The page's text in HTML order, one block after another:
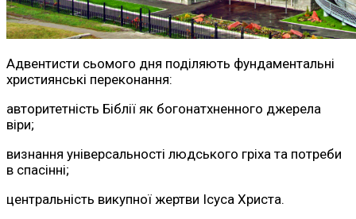
Адвентисти сьомого дня поділяють фундаментальні
християнські переконання:
авторитетність Біблії як богонатхненного джерела
віри;
визнання універсальності людського гріха та потреби
в спасінні;
центральність викупної жертви Ісуса Христа.